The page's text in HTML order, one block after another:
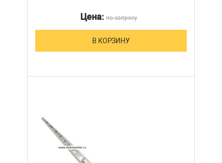
Цена:по запросу
В КОРЗИНУ